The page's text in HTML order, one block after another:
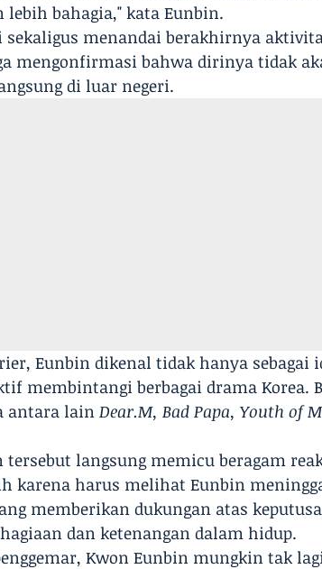
lebih bahagia," kata Eunbin.
sekaligus menandai berakhirnya
mengonfirmasi bahwa dirinya tidak
di luar negeri.
Eunbin dikenal tidak hanya sebagai
membintangi berbagai drama Korea.
antara lainDear.M, Bad Papa, Youth of
tersebut langsung memicu beragam
karena harus melihat Eunbin
memberikan dukungan atas
dan ketenangan dalam hidup.
Kwon Eunbin mungkin tak